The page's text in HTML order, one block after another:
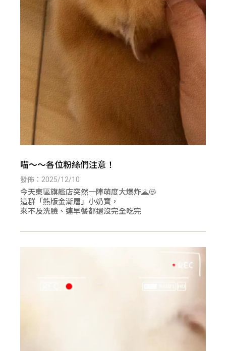
喵～～各位粉絲們注意！
發佈：2025/12/10
今天東區旗艦店突然一陣萌度大爆炸🌋😻
這群「熊版金漸層」小奶寶，
來不及洗臉、連早餐都還沒完全吃完